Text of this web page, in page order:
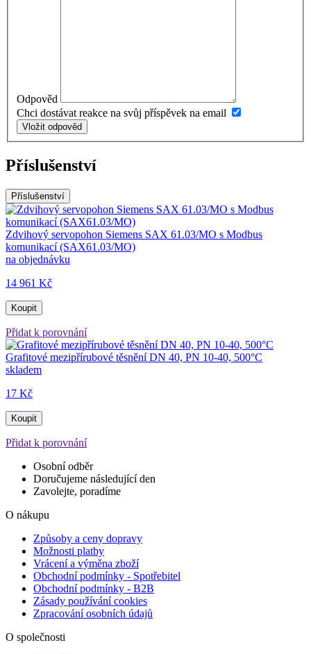
Odpověd
Chci dostávat reakce na svůj příspěvek na email
Vložit odpověd
Příslušenství
Příslušenství
Zdvihový servopohon Siemens SAX 61.03/MO s Modbus
komunikací (SAX61.03/MO)
na objednávku
14 961 Kč
Koupit
Přidat k porovnání
Grafitové mezipřírubové těsnění DN 40, PN 10-40, 500°C
skladem
17 Kč
Koupit
Přidat k porovnání
Osobní odběr
Doručujeme následující den
Zavolejte, poradíme
O nákupu
Způsoby a ceny dopravy
Možnosti platby
Vrácení a výměna zboží
Obchodní podmínky - Spotřebitel
Obchodní podmínky - B2B
Zásady používání cookies
Zpracování osobních údajů
O společnosti